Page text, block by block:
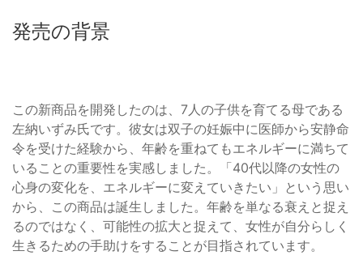
発売の背景
この新商品を開発したのは、7人の子供を育てる母である
左納いずみ氏です。彼女は双子の妊娠中に医師から安静命
令を受けた経験から、年齢を重ねてもエネルギーに満ちて
いることの重要性を実感しました。「40代以降の女性の
心身の変化を、エネルギーに変えていきたい」という思い
から、この商品は誕生しました。年齢を単なる衰えと捉え
るのではなく、可能性の拡大と捉えて、女性が自分らしく
生きるための手助けをすることが目指されています。